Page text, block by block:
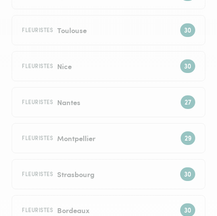
FLEURISTES Toulouse
FLEURISTES Nice
FLEURISTES Nantes
FLEURISTES Montpellier
FLEURISTES Strasbourg
FLEURISTES Bordeaux